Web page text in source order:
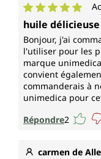
Note moyenne
huile délicieuse
Bonjour, j'ai
l'utiliser pour les
marque
convient
commanderais à
unimedica pour
Répondre2
carmen de